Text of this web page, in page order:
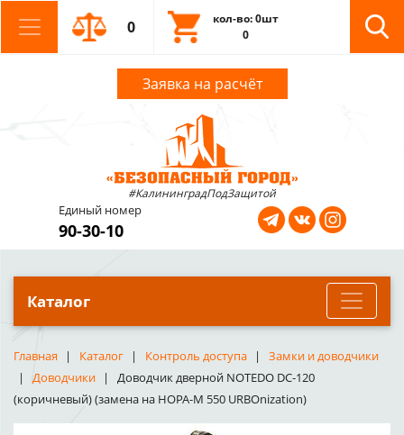
0
кол-во: 0шт
0
Заявка на расчёт
#КалининградПодЗащитой
Единый номер
90-30-10
Каталог
Главная Каталог Контроль доступа
Замки и доводчики
Доводчики
Доводчик дверной NOTEDO DC-120
(коричневый) (замена на НОРА-М 550 URBOnization)